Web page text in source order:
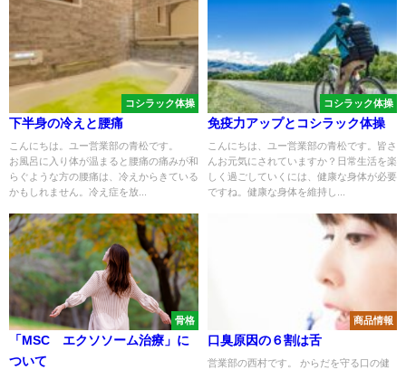
コシラック体操
下半身の冷えと腰痛
こんにちは。ユー営業部の青松です。
お風呂に入り体が温まると腰痛の痛みが和
らぐような方の腰痛は、冷えからきている
かもしれません。冷え症を放...
コシラック体操
免疫力アップとコシラック体操
こんにちは、ユー営業部の青松です。皆さ
んお元気にされていますか？日常生活を楽
しく過ごしていくには、健康な身体が必要
ですね。健康な身体を維持し...
骨格
「MSC エクソソーム治療」に
ついて
商品情報
口臭原因の６割は舌
営業部の西村です。 からだを守る口の健